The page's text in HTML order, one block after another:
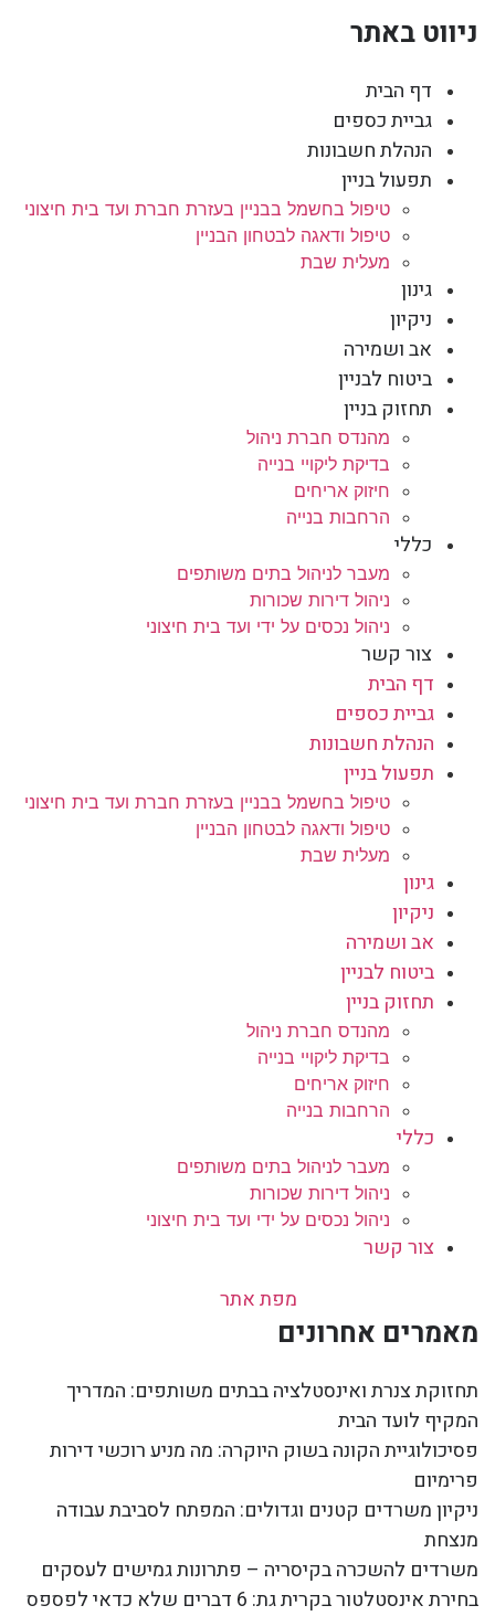
ניווט באתר
דף הבית
גביית כספים
הנהלת חשבונות
תפעול בניין
טיפול בחשמל בבניין בעזרת חברת ועד בית חיצוני
טיפול ודאגה לבטחון הבניין
מעלית שבת
גינון
ניקיון
אב ושמירה
ביטוח לבניין
תחזוק בניין
מהנדס חברת ניהול
בדיקת ליקויי בנייה
חיזוק אריחים
הרחבות בנייה
כללי
מעבר לניהול בתים משותפים
ניהול דירות שכורות
ניהול נכסים על ידי ועד בית חיצוני
צור קשר
דף הבית
גביית כספים
הנהלת חשבונות
תפעול בניין
טיפול בחשמל בבניין בעזרת חברת ועד בית חיצוני
טיפול ודאגה לבטחון הבניין
מעלית שבת
גינון
ניקיון
אב ושמירה
ביטוח לבניין
תחזוק בניין
מהנדס חברת ניהול
בדיקת ליקויי בנייה
חיזוק אריחים
הרחבות בנייה
כללי
מעבר לניהול בתים משותפים
ניהול דירות שכורות
ניהול נכסים על ידי ועד בית חיצוני
צור קשר
מפת אתר
מאמרים אחרונים
תחזוקת צנרת ואינסטלציה בבתים משותפים: המדריך
המקיף לועד הבית
פסיכולוגיית הקונה בשוק היוקרה: מה מניע רוכשי דירות
פרימיום
ניקיון משרדים קטנים וגדולים: המפתח לסביבת עבודה
מנצחת
משרדים להשכרה בקיסריה – פתרונות גמישים לעסקים
בחירת אינסטלטור בקרית גת: 6 דברים שלא כדאי לפספס